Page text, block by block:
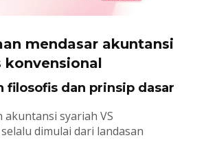
mendasar akuntansi
konvensional
filosofis dan prinsip dasar
akuntansi syariah VS
dimulai dari landasan